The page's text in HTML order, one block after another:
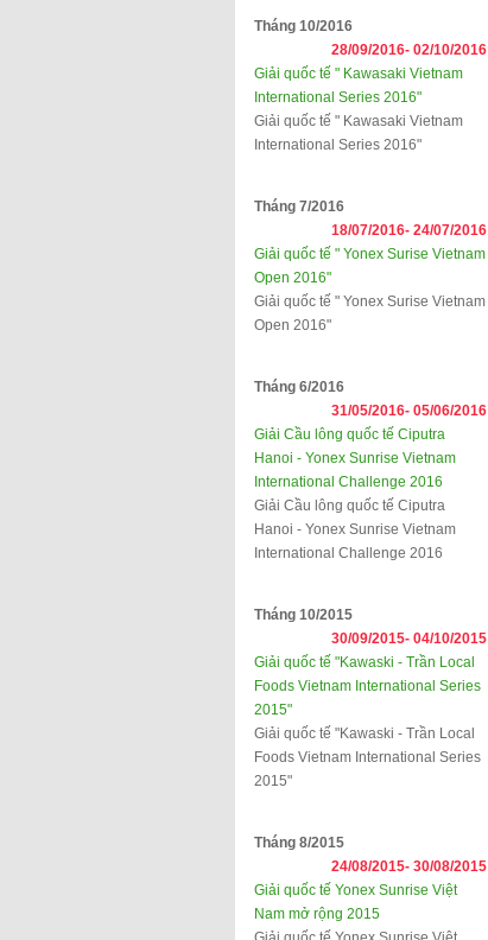
Tháng 10/2016
28/09/2016- 02/10/2016
Giải quốc tế " Kawasaki Vietnam
International Series 2016"
Giải quốc tế " Kawasaki Vietnam
International Series 2016"
Tháng 7/2016
18/07/2016- 24/07/2016
Giải quốc tế " Yonex Surise Vietnam
Open 2016"
Giải quốc tế " Yonex Surise Vietnam
Open 2016"
Tháng 6/2016
31/05/2016- 05/06/2016
Giải Cầu lông quốc tế Ciputra
Hanoi - Yonex Sunrise Vietnam
International Challenge 2016
Giải Cầu lông quốc tế Ciputra
Hanoi - Yonex Sunrise Vietnam
International Challenge 2016
Tháng 10/2015
30/09/2015- 04/10/2015
Giải quốc tế "Kawaski - Trần Local
Foods Vietnam International Series
2015"
Giải quốc tế "Kawaski - Trần Local
Foods Vietnam International Series
2015"
Tháng 8/2015
24/08/2015- 30/08/2015
Giải quốc tế Yonex Sunrise Việt
Nam mở rộng 2015